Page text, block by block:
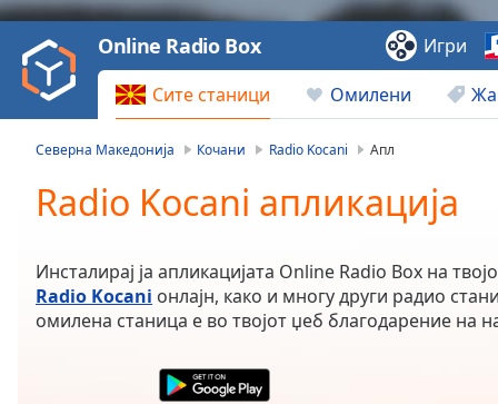
Play
Video
Play
Backward
Skip
Current
Time0:00
Duration
Loaded:
0.00%
Сите станици Омилени
Online Radio Box Игри
Северна Македонија Кочани Radio Kocani Апл
Radio Kocani апликација
Инсталирај ја апликацијата Online Radio Box на
Radio Kocani онлајн, како и многу други радио
омилена станица е во твојот џеб благодарение на